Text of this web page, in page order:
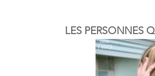
LES PERSONNES